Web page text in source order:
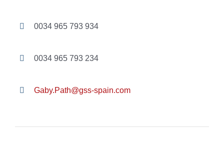
0034 965 793 934
0034 965 793 234
Gaby.Path@gss-spain.com